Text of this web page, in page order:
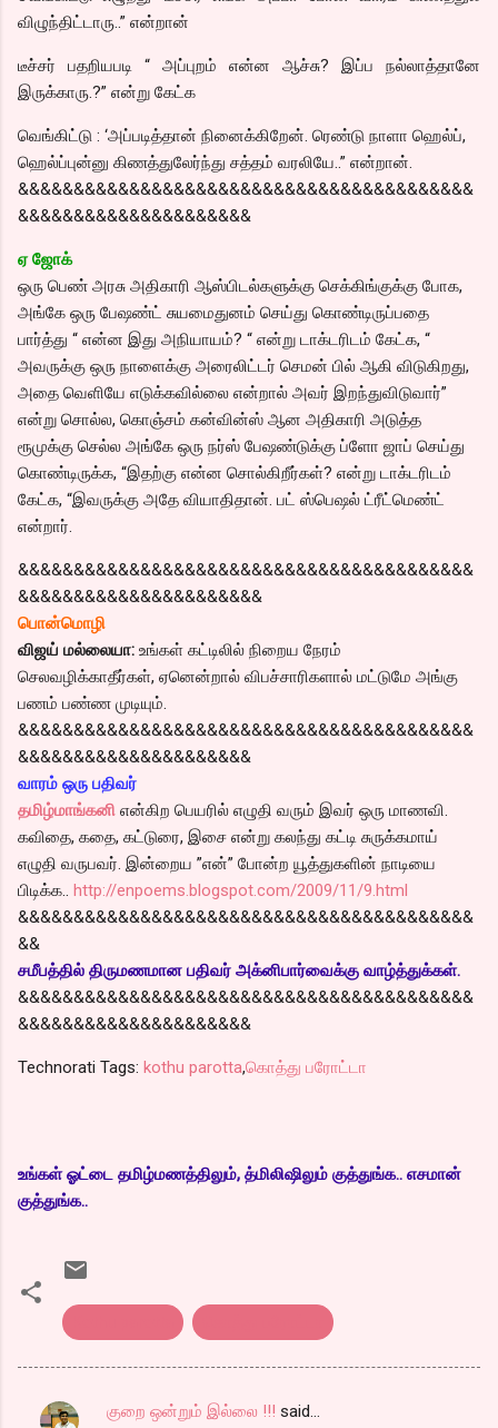
விழுந்திட்டாரு..” என்றான்
டீச்சர் பதறியபடி “ அப்புறம் என்ன ஆச்சு? இப்ப நல்லாத்தானே
இருக்காரு.?” என்று கேட்க
வெங்கிட்டு : ‘அப்படித்தான் நினைக்கிறேன். ரெண்டு நாளா ஹெல்ப்,
ஹெல்ப்புன்னு கிணத்துலேர்ந்து சத்தம் வரலியே..” என்றான்.
&&&&&&&&&&&&&&&&&&&&&&&&&&&&&&&&&&&&&&&&&
&&&&&&&&&&&&&&&&&&&&&
ஏ ஜோக்
ஒரு பெண் அரசு அதிகாரி ஆஸ்பிடல்களுக்கு செக்கிங்குக்கு போக,
அங்கே ஒரு பேஷண்ட் சுயமைதுனம் செய்து கொண்டிருப்பதை
பார்த்து “ என்ன இது அநியாயம்? “ என்று டாக்டரிடம் கேட்க, “
அவருக்கு ஒரு நாளைக்கு அரைலிட்டர் செமன் பில் ஆகி விடுகிறது,
அதை வெளியே எடுக்கவில்லை என்றால் அவர் இறந்துவிடுவார்”
என்று சொல்ல, கொஞ்சம் கன்வின்ஸ் ஆன அதிகாரி அடுத்த
ரூமுக்கு செல்ல அங்கே ஒரு நர்ஸ் பேஷண்டுக்கு ப்ளோ ஜாப் செய்து
கொண்டிருக்க, “இதற்கு என்ன சொல்கிறீர்கள்? என்று டாக்டரிடம்
கேட்க, “இவருக்கு அதே வியாதிதான். பட் ஸ்பெஷல் ட்ரீட்மெண்ட்
என்றார்.
&&&&&&&&&&&&&&&&&&&&&&&&&&&&&&&&&&&&&&&&&
&&&&&&&&&&&&&&&&&&&&&&
பொன்மொழி
விஜய் மல்லையா: உங்கள் கட்டிலில் நிறைய நேரம்
செலவழிக்காதீர்கள், ஏனென்றால் விபச்சாரிகளால் மட்டுமே அங்கு
பணம் பண்ண முடியும்.
&&&&&&&&&&&&&&&&&&&&&&&&&&&&&&&&&&&&&&&&&
&&&&&&&&&&&&&&&&&&&&&
வாரம் ஒரு பதிவர்
தமிழ்மாங்கனி என்கிற பெயரில் எழுதி வரும் இவர் ஒரு மாணவி.
கவிதை, கதை, கட்டுரை, இசை என்று கலந்து கட்டி சுருக்கமாய்
எழுதி வருபவர். இன்றைய ”என்” போன்ற யூத்துகளின் நாடியை
பிடிக்க.. http://enpoems.blogspot.com/2009/11/9.html
&&&&&&&&&&&&&&&&&&&&&&&&&&&&&&&&&&&&&&&&&
&&
சமீபத்தில் திருமணமான பதிவர் அக்னிபார்வைக்கு வாழ்த்துக்கள்.
&&&&&&&&&&&&&&&&&&&&&&&&&&&&&&&&&&&&&&&&&
&&&&&&&&&&&&&&&&&&&&&
Technorati Tags: kothu parotta,கொத்து பரோட்டா
உங்கள் ஓட்டை தமிழ்மணத்திலும், த்மிலிஷிலும் குத்துங்க.. எசமான்
குத்துங்க..
C
குறை ஒன்றும் இல்லை !!! said…